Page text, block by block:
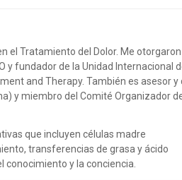
el Tratamiento del Dolor. Me otorgaron
y fundador de la Unidad Internacional
and Therapy. También es asesor y
y miembro del Comité Organizador
que incluyen células madre
transferencias de grasa y ácido
conocimiento y la conciencia.